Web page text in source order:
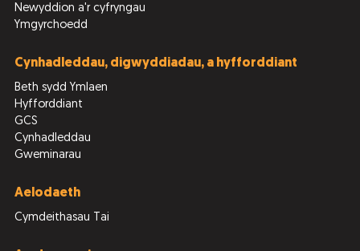
Newyddion a'r cyfryngau
Ymgyrchoedd
Cynhadleddau, digwyddiadau, a hyfforddiant
Beth sydd Ymlaen
Hyfforddiant
GCS
Cynhadleddau
Gweminarau
Aelodaeth
Cymdeithasau Tai